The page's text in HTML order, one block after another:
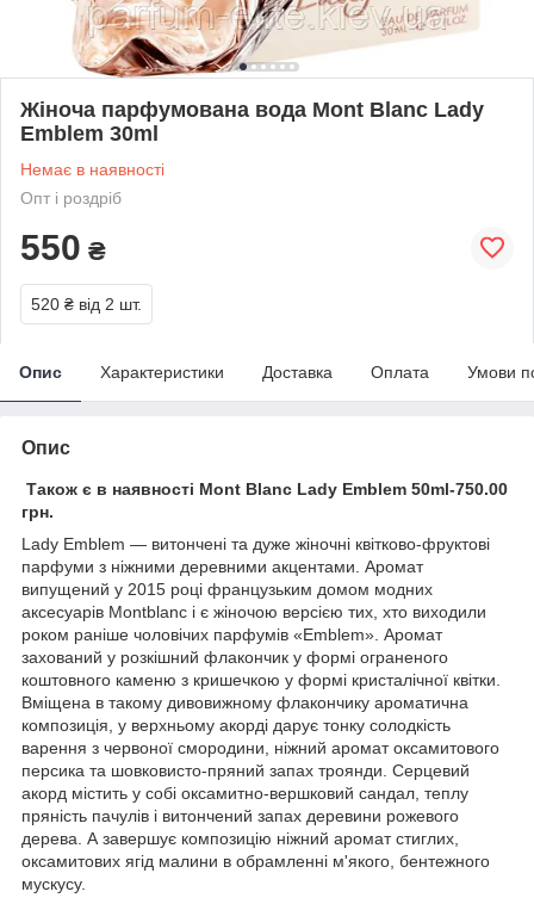
Жіноча парфумована вода Mont Blanc Lady
Emblem 30ml
Немає в наявності
Опт і роздріб
550 ₴
520 ₴ від 2 шт.
Опис Характеристики Доставка Оплата Умови
Опис
Також є в наявності Mont Blanc Lady Emblem 50ml-750.00
грн.
Lady Emblem — витончені та дуже жіночні квітково-фруктові
парфуми з ніжними деревними акцентами. Аромат
випущений у 2015 році французьким домом модних
аксесуарів Montblanc і є жіночою версією тих, хто виходили
роком раніше чоловічих парфумів «Emblem». Аромат
захований у розкішний флакончик у формі ограненого
коштовного каменю з кришечкою у формі кристалічної квітки.
Вміщена в такому дивовижному флакончику ароматична
композиція, у верхньому акорді дарує тонку солодкість
варення з червоної смородини, ніжний аромат оксамитового
персика та шовковисто-пряний запах троянди. Серцевий
акорд містить у собі оксамитно-вершковий сандал, теплу
пряність пачулів і витончений запах деревини рожевого
дерева. А завершує композицію ніжний аромат стиглих,
оксамитових ягід малини в обрамленні м'якого, бентежного
мускусу.